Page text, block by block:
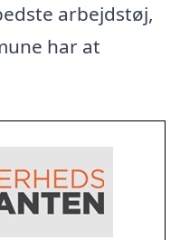
arbejdstøj,
har at